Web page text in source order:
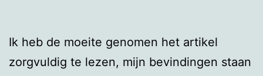
Ik heb de moeite genomen het artikel
zorgvuldig te lezen, mijn bevindingen staan